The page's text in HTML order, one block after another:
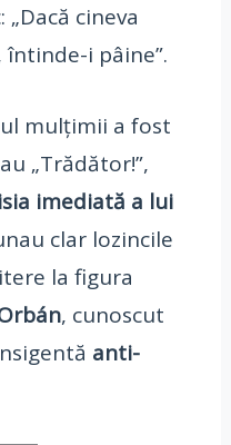
cineva
i pâine”.
mulțimii a fost
„Trădător!”,
imediată a lui
clar lozincile
la figura
, cunoscut
anti-